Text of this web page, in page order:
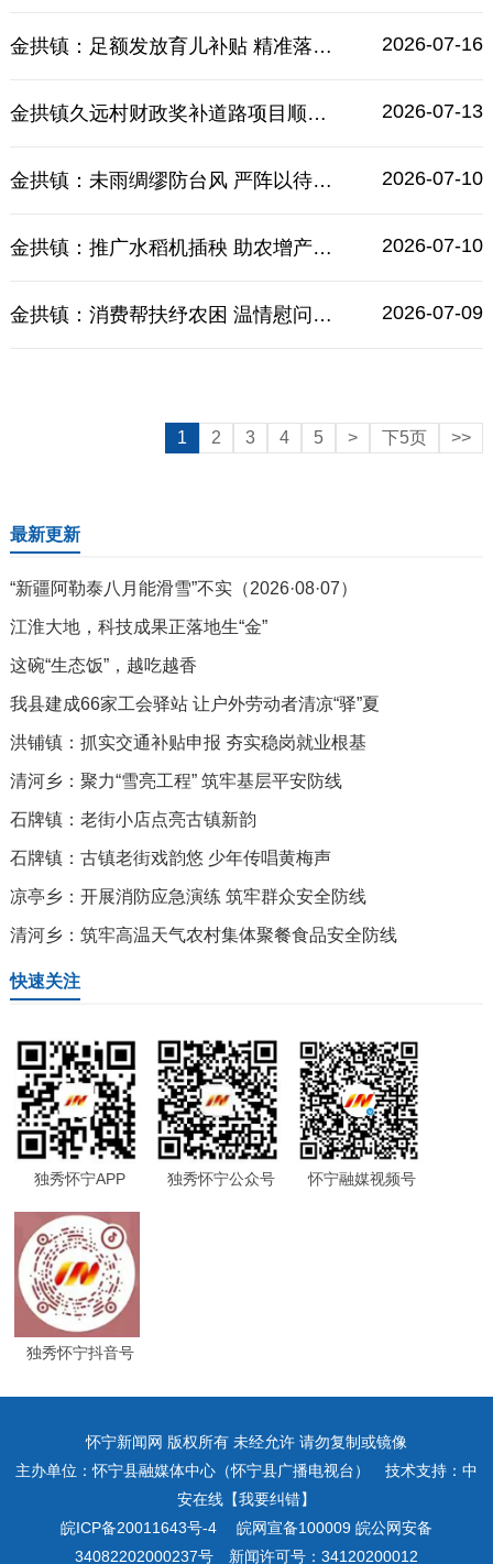
金拱镇：足额发放育儿补贴 精准落实生育惠民政策 2026-07-16
金拱镇久远村财政奖补道路项目顺利通过专项核验 2026-07-13
金拱镇：未雨绸缪防台风 严阵以待护平安 2026-07-10
金拱镇：推广水稻机插秧 助农增产又增收 2026-07-10
金拱镇：消费帮扶纾农困 温情慰问暖夕阳 2026-07-09
1 2 3 4 5 > 下5页 >>
最新更新
“新疆阿勒泰八月能滑雪”不实（2026·08·07）
江淮大地，科技成果正落地生“金”
这碗“生态饭”，越吃越香
我县建成66家工会驿站 让户外劳动者清凉“驿”夏
洪铺镇：抓实交通补贴申报 夯实稳岗就业根基
清河乡：聚力“雪亮工程” 筑牢基层平安防线
石牌镇：老街小店点亮古镇新韵
石牌镇：古镇老街戏韵悠 少年传唱黄梅声
凉亭乡：开展消防应急演练 筑牢群众安全防线
清河乡：筑牢高温天气农村集体聚餐食品安全防线
快速关注
独秀怀宁APP 独秀怀宁公众号 怀宁融媒视频号
独秀怀宁抖音号
怀宁新闻网 版权所有 未经允许 请勿复制或镜像
主办单位：怀宁县融媒体中心（怀宁县广播电视台） 技术支持：中
安在线【我要纠错】
皖ICP备20011643号-4皖网宣备100009 皖公网安备
34082202000237号 新闻许可号：34120200012